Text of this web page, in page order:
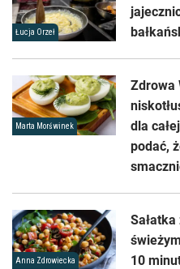
Łucja Orzeł
Marta Morświnek
Zdrowa
dla
podać,
Anna Zdrowiecka
10